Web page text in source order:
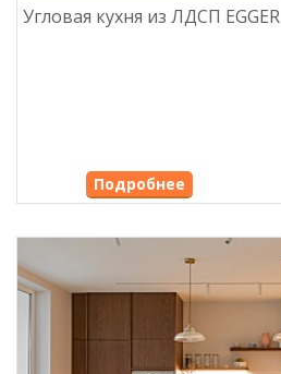
Угловая кухня из ЛДСП EGGER
Подробнее